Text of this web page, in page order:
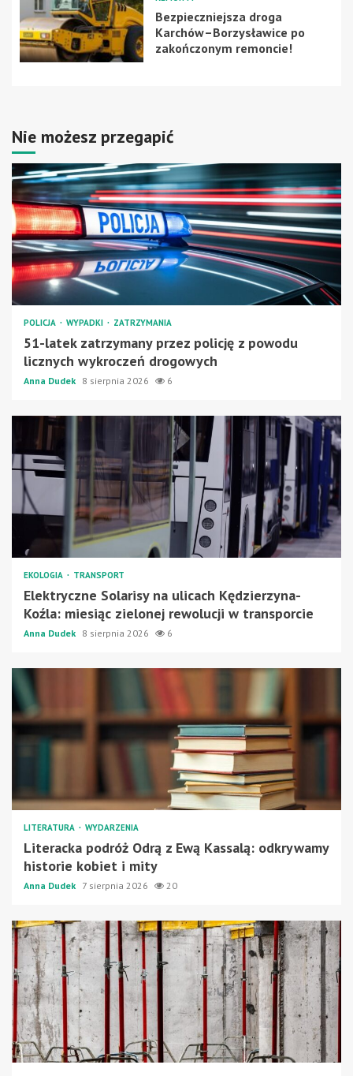
Bezpieczniejsza droga
Karchów–Borzysławice po
zakończonym remoncie!
Nie możesz przegapić
POLICJA WYPADKI ZATRZYMANIA
51-latek zatrzymany przez policję z powodu
licznych wykroczeń drogowych
Anna Dudek 8 sierpnia 2026 6
EKOLOGIA TRANSPORT
Elektryczne Solarisy na ulicach Kędzierzyna-
Koźla: miesiąc zielonej rewolucji w transporcie
Anna Dudek 8 sierpnia 2026 6
LITERATURA WYDARZENIA
Literacka podróż Odrą z Ewą Kassalą: odkrywamy
historie kobiet i mity
Anna Dudek 7 sierpnia 2026 20